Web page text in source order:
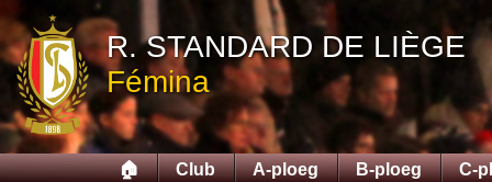
R. STANDARD DE LIÈGE
Fémina
🏠 Club A-ploeg B-ploeg C-
09/08/2014
17/08/2014